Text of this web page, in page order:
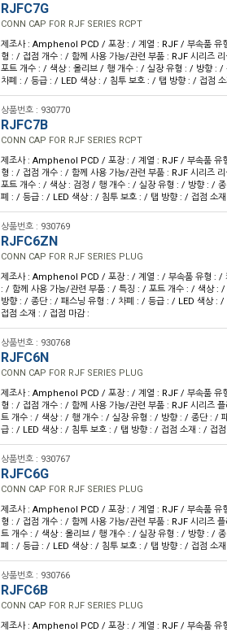
RJFC7G
CONN CAP FOR RJF SERIES RCPT
제조사 : Amphenol PCD / 포장 : / 계열 : RJF / 부속품 유
형 : / 접점 개수 : / 함께 사용 가능/관련 부품 : RJF 시리즈
포트 개수 : / 색상 : 올리브 / 행 개수 : / 실장 유형 : / 방향 :
차폐 : / 등급 : / LED 색상 : / 침투 보호 : / 탭 방향 : / 접점
상품번호 : 930770
RJFC7B
CONN CAP FOR RJF SERIES RCPT
제조사 : Amphenol PCD / 포장 : / 계열 : RJF / 부속품 유
형 : / 접점 개수 : / 함께 사용 가능/관련 부품 : RJF 시리즈
포트 개수 : / 색상 : 검정 / 행 개수 : / 실장 유형 : / 방향 : /
폐 : / 등급 : / LED 색상 : / 침투 보호 : / 탭 방향 : / 접점 소
상품번호 : 930769
RJFC6ZN
CONN CAP FOR RJF SERIES PLUG
제조사 : Amphenol PCD / 포장 : / 계열 : / 부속품 유형 : /
: / 함께 사용 가능/관련 부품 : / 특징 : / 포트 개수 : / 색상 :
방향 : / 종단 : / 패스닝 유형 : / 차폐 : / 등급 : / LED 색상 :
접점 소재 : / 접점 마감 :
상품번호 : 930768
RJFC6N
CONN CAP FOR RJF SERIES PLUG
제조사 : Amphenol PCD / 포장 : / 계열 : RJF / 부속품 유
형 : / 접점 개수 : / 함께 사용 가능/관련 부품 : RJF 시리즈
트 개수 : / 색상 : / 행 개수 : / 실장 유형 : / 방향 : / 종단 : /
급 : / LED 색상 : / 침투 보호 : / 탭 방향 : / 접점 소재 : / 접
상품번호 : 930767
RJFC6G
CONN CAP FOR RJF SERIES PLUG
제조사 : Amphenol PCD / 포장 : / 계열 : RJF / 부속품 유
형 : / 접점 개수 : / 함께 사용 가능/관련 부품 : RJF 시리즈
트 개수 : / 색상 : 올리브 / 행 개수 : / 실장 유형 : / 방향 : /
폐 : / 등급 : / LED 색상 : / 침투 보호 : / 탭 방향 : / 접점 소
상품번호 : 930766
RJFC6B
CONN CAP FOR RJF SERIES PLUG
제조사 : Amphenol PCD / 포장 : / 계열 : RJF / 부속품 유